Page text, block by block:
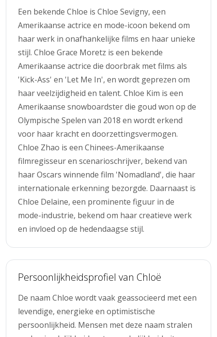
Een bekende Chloe is Chloe Sevigny, een
Amerikaanse actrice en mode-icoon bekend om
haar werk in onafhankelijke films en haar unieke
stijl. Chloe Grace Moretz is een bekende
Amerikaanse actrice die doorbrak met films als
'Kick-Ass' en 'Let Me In', en wordt geprezen om
haar veelzijdigheid en talent. Chloe Kim is een
Amerikaanse snowboardster die goud won op de
Olympische Spelen van 2018 en wordt erkend
voor haar kracht en doorzettingsvermogen.
Chloe Zhao is een Chinees-Amerikaanse
filmregisseur en scenarioschrijver, bekend van
haar Oscars winnende film 'Nomadland', die haar
internationale erkenning bezorgde. Daarnaast is
Chloe Delaine, een prominente figuur in de
mode-industrie, bekend om haar creatieve werk
en invloed op de hedendaagse stijl.
Persoonlijkheidsprofiel van Chloë
De naam Chloe wordt vaak geassocieerd met een
levendige, energieke en optimistische
persoonlijkheid. Mensen met deze naam stralen